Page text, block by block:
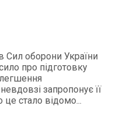
Сил оборони України
про підготовку
запропонує її
стало відомо...